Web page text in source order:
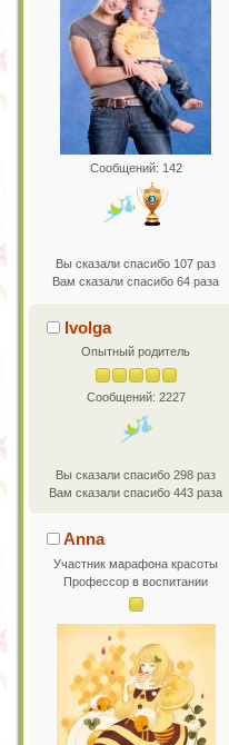
Сообщений: 142
Вы сказали спасибо 107 раз
Вам сказали спасибо 64 раза
Ivolga
Опытный родитель
Сообщений: 2227
Вы сказали спасибо 298 раз
Вам сказали спасибо 443 раза
Anna
Участник марафона красоты
Профессор в воспитании